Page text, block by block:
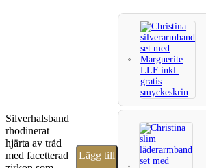
Silverhalsband
rhodinerat
hjärta av tråd
med facetterad
Lägg till